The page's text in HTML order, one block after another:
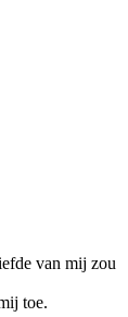
van mij zou
toe.